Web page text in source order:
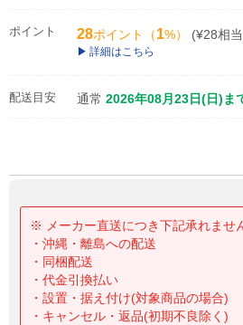
ポイント 28ポイント（1%） (¥28相
詳細はこちら
配送目安 通常 2026年08月23日(日)ま
※ メーカー直送につき下記承れませ
・沖縄・離島への配送
・同梱配送
・代金引換払い
・設置・据え付け(対象商品の場合)
・キャンセル・返品(初期不良除く)